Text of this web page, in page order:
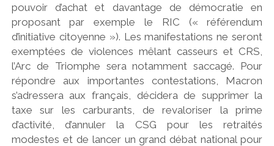
pouvoir d’achat et davantage de démocratie en
proposant par exemple le RIC (« référendum
d’initiative citoyenne »). Les manifestations ne seront
exemptées de violences mêlant casseurs et CRS,
l’Arc de Triomphe sera notamment saccagé. Pour
répondre aux importantes contestations, Macron
s’adressera aux français, décidera de supprimer la
taxe sur les carburants, de revaloriser la prime
d’activité, d’annuler la CSG pour les retraités
modestes et de lancer un grand débat national pour